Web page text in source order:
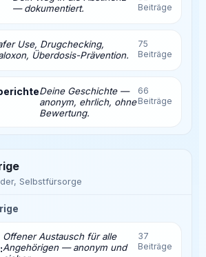
— dokumentiert.
Beiträge
Use, Drugchecking,
Überdosis-Prävention.
75
Beiträge
Deine Geschichte —
anonym, ehrlich, ohne
Bewertung.
66
Beiträge
Selbstfürsorge
Offener Austausch für alle
Angehörigen — anonym und
37
Beiträge